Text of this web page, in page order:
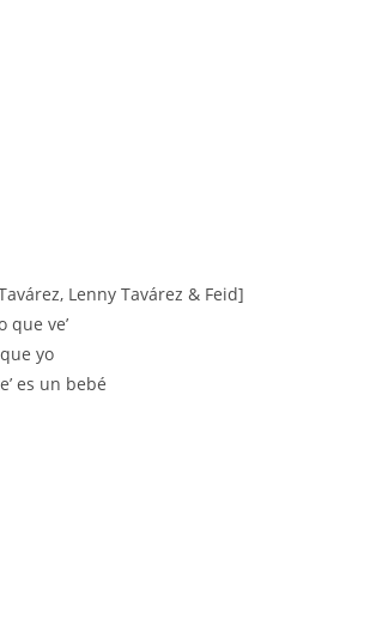
Lenny Tavárez & Feid]
que ve’
yo
es un bebé